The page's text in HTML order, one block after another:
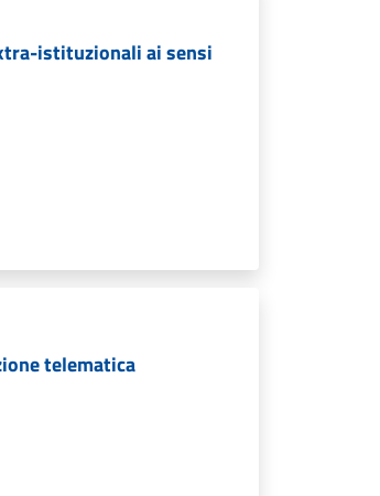
istituzionali ai sensi
telematica